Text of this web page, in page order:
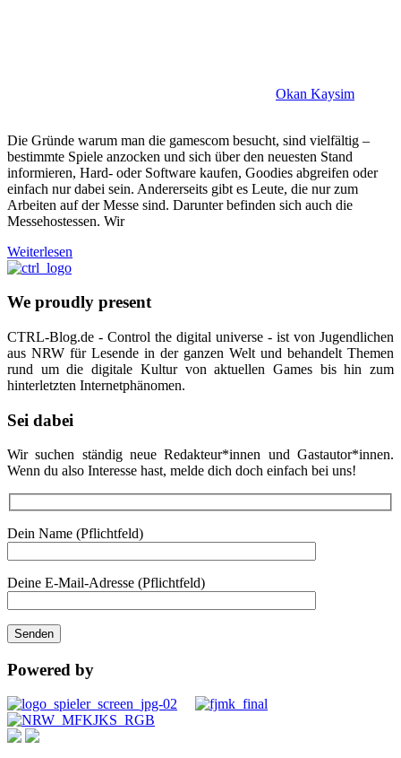
Okan Kaysim
Die Gründe warum man die gamescom besucht, sind vielfältig –
bestimmte Spiele anzocken und sich über den neuesten Stand
informieren, Hard- oder Software kaufen, Goodies abgreifen oder
einfach nur dabei sein. Andererseits gibt es Leute, die nur zum
Arbeiten auf der Messe sind. Darunter befinden sich auch die
Messehostessen. Wir
Weiterlesen
We proudly present
CTRL-Blog.de - Control the digital universe - ist von Jugendlichen
aus NRW für Lesende in der ganzen Welt und behandelt Themen
rund um die digitale Kultur von aktuellen Games bis hin zum
hinterletzten Internetphänomen.
Sei dabei
Wir suchen ständig neue Redakteur*innen und Gastautor*innen.
Wenn du also Interesse hast, melde dich doch einfach bei uns!
Dein Name (Pflichtfeld)
Deine E-Mail-Adresse (Pflichtfeld)
Powered by